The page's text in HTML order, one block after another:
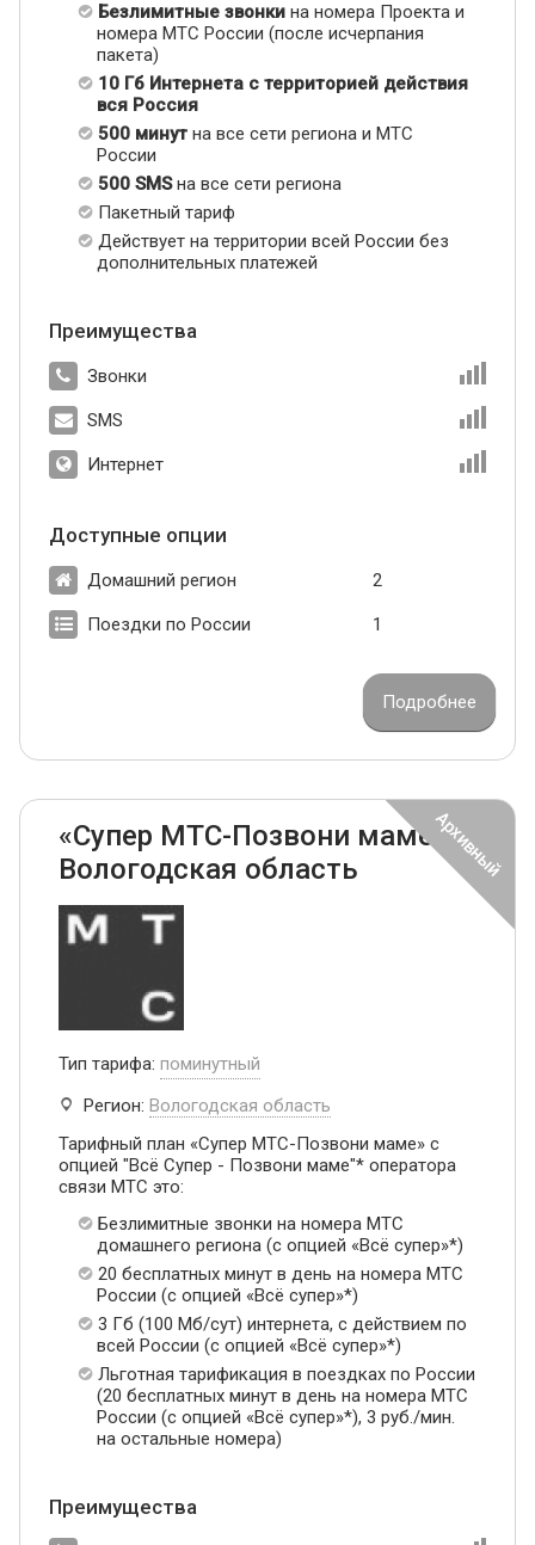
Безлимитные звонки на номера Проекта и
номера МТС России (после исчерпания
пакета)
10 Гб Интернета с территорией действия
вся Россия
500 минут на все сети региона и МТС
России
500 SMSна все сети региона
Пакетный тариф
Действует на территории всей России без
дополнительных платежей
Преимущества
Звонки
SMS
Интернет
Доступные опции
Домашний регион 2
Поездки по России 1
Подробнее
«Супер МТС-Позвони маме»
Вологодская область
Тип тарифа: поминутный
Регион: Вологодская область
Тарифный план «Супер МТС-Позвони маме» с
опцией "Всё Супер - Позвони маме"* оператора
связи МТС это:
Безлимитные звонки на номера МТС
домашнего региона (с опцией «Всё супер»*)
20 бесплатных минут в день на номера МТС
России (с опцией «Всё супер»*)
3 Гб (100 Мб/сут) интернета, с действием по
всей России (с опцией «Всё супер»*)
Льготная тарификация в поездках по России
(20 бесплатных минут в день на номера МТС
России (с опцией «Всё супер»*), 3 руб./мин.
на остальные номера)
Преимущества